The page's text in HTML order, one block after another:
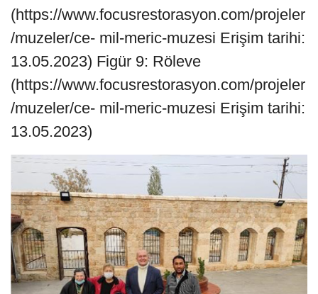
(https://www.focusrestorasyon.com/projeler
/muzeler/ce- mil-meric-muzesi Erişim tarihi:
13.05.2023) Figür 9: Röleve
(https://www.focusrestorasyon.com/projeler
/muzeler/ce- mil-meric-muzesi Erişim tarihi:
13.05.2023)